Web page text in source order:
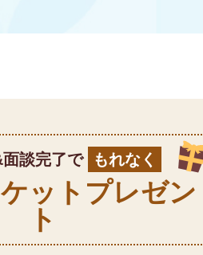
談完了で もれなく
ット プレゼン
ト